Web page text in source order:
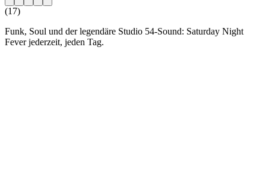
(17)
Funk, Soul und der legendäre Studio 54-Sound: Saturday Night
Fever jederzeit, jeden Tag.